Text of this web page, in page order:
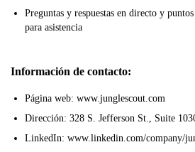
Preguntas y respuestas en directo y
para asistencia
Información de contacto:
Página web: www.junglescout.com
Dirección: 328 S. Jefferson St., Suite
LinkedIn: www.linkedin.com/company/